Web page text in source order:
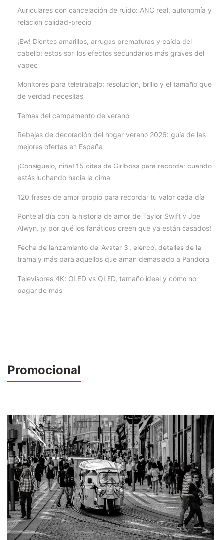
Auriculares con cancelación de ruido: ANC real, autonomía y
relación calidad-precio
¡Ew! Dientes amarillos, arrugas prematuras y caída del
cabello: estos son los efectos secundarios más graves del
vapeo
Monitores para teletrabajo: resolución, brillo y el tamaño que
de verdad necesitas
Temas del campamento de verano
Rebajas de decoración del hogar verano 2026: guía de las
mejores ofertas en España
¡Consíguelo, niña! 15 citas de Girlboss para recordar cuando
estás luchando hacia la cima
120 frases de amor propio para recordar tu valor cada día
Ponte al día con la historia de amor de Taylor Swift y Joe
Alwyn, ¡y por qué los fanáticos creen que ya están casados!
Fecha de lanzamiento de 'Avatar 3', elenco, detalles de la
trama y más para aquellos que aman demasiado a Pandora
Televisores 4K: OLED vs QLED, tamaño ideal y cómo no
pagar de más
Promocional